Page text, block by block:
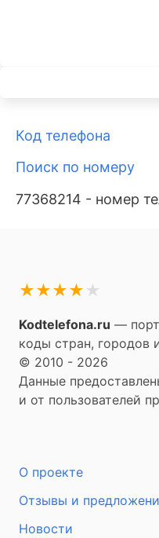
Код телефона
Поиск по номеру
77368214 - номер
★
★
★
★
★
Kodtelefona.ru —
коды стран, городов
© 2010 - 2026
Данные
и от пользователей
О проекте
Отзывы и
Новости